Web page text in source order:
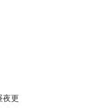
夜更